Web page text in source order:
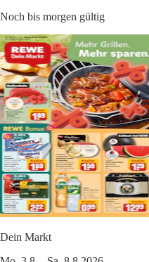
Noch bis morgen gültig
Dein Markt